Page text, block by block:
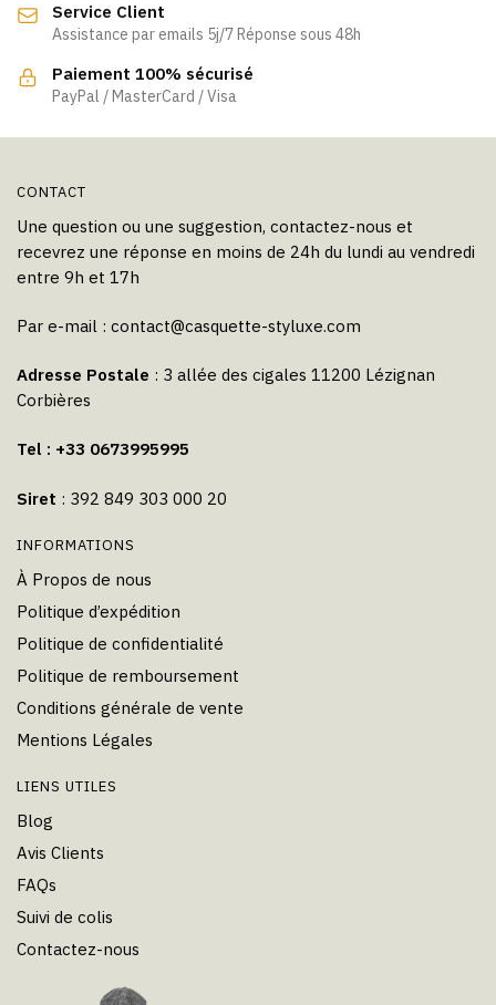
Service Client
Assistance par emails 5j/7 Réponse sous 48h
Paiement 100% sécurisé
PayPal / MasterCard / Visa
CONTACT
Une question ou une suggestion, contactez-nous et
recevrez une réponse en moins de 24h du lundi au vendredi
entre 9h et 17h
Par e-mail : contact@casquette-styluxe.com
Adresse Postale : 3 allée des cigales 11200 Lézignan
Corbières
Tel : +33 0673995995
Siret : 392 849 303 000 20
INFORMATIONS
À Propos de nous
Politique d’expédition
Politique de confidentialité
Politique de remboursement
Conditions générale de vente
Mentions Légales
LIENS UTILES
Blog
Avis Clients
FAQs
Suivi de colis
Contactez-nous